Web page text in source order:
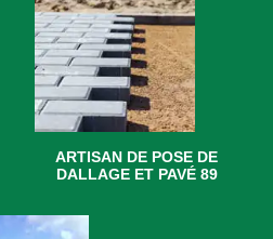
ARTISAN DE POSE DE
DALLAGE ET PAVÉ 89